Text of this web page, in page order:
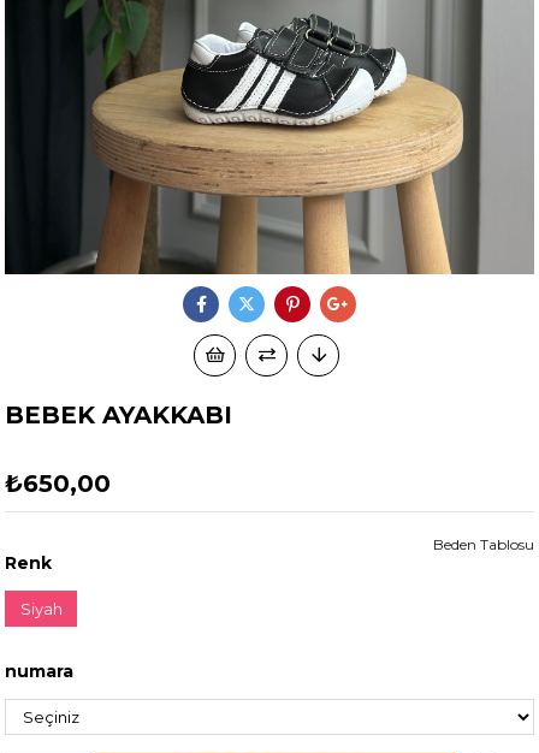
BEBEK AYAKKABI
₺650,00
Renk
Siyah
numara
Beden Tablosu